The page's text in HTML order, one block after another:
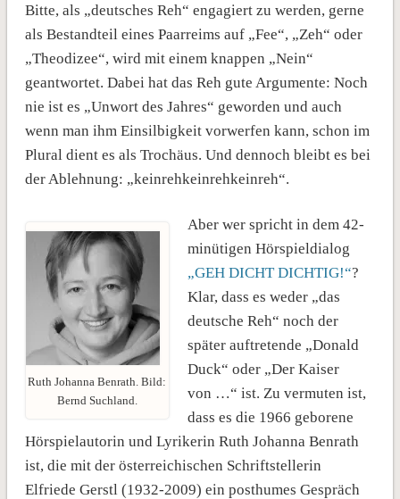
Bitte, als „deutsches Reh“ engagiert zu werden, gerne
als Bestandteil eines Paarreims auf „Fee“, „Zeh“ oder
„Theodizee“, wird mit einem knappen „Nein“
geantwortet. Dabei hat das Reh gute Argumente: Noch
nie ist es „Unwort des Jahres“ geworden und auch
wenn man ihm Einsilbigkeit vorwerfen kann, schon im
Plural dient es als Trochäus. Und dennoch bleibt es bei
der Ablehnung: „keinrehkeinrehkeinreh“.
Ruth Johanna Benrath. Bild:
Bernd Suchland.
Aber wer spricht in dem 42-
minütigen Hörspieldialog
„GEH DICHT DICHTIG!“?
Klar, dass es weder „das
deutsche Reh“ noch der
später auftretende „Donald
Duck“ oder „Der Kaiser
von …“ ist. Zu vermuten ist,
dass es die 1966 geborene
Hörspielautorin und Lyrikerin Ruth Johanna Benrath
ist, die mit der österreichischen Schriftstellerin
Elfriede Gerstl (1932-2009) ein posthumes Gespräch